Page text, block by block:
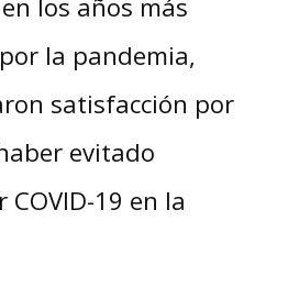
la pandemia,
satisfacción por
evitado
19 en la